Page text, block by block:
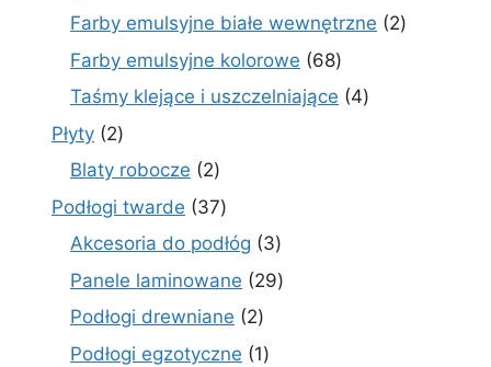
produktów
Farby emulsyjne białe wewnętrzne 22
Farby emulsyjne kolorowe 6868
produktów
Taśmy klejące i uszczelniające 44
Płyty 22
produkty
Blaty robocze 22
produkty
Podłogi twarde 3737
produktów
Akcesoria do podłóg 33
produkty
Panele laminowane 2929
Podłogi drewniane 22
produkty
Podłogi egzotyczne 11